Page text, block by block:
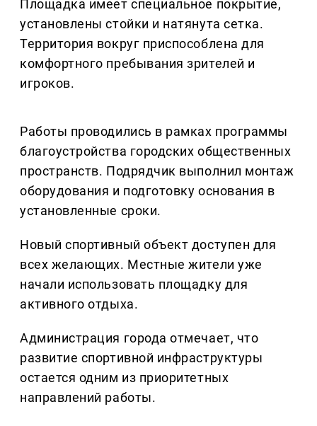
Площадка имеет специальное покрытие,
установлены стойки и натянута сетка.
Территория вокруг приспособлена для
комфортного пребывания зрителей и
игроков.
Работы проводились в рамках программы
благоустройства городских общественных
пространств. Подрядчик выполнил монтаж
оборудования и подготовку основания в
установленные сроки.
Новый спортивный объект доступен для
всех желающих. Местные жители уже
начали использовать площадку для
активного отдыха.
Администрация города отмечает, что
развитие спортивной инфраструктуры
остается одним из приоритетных
направлений работы.